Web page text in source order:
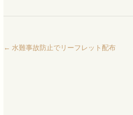
← 水難事故防止でリーフレット配布